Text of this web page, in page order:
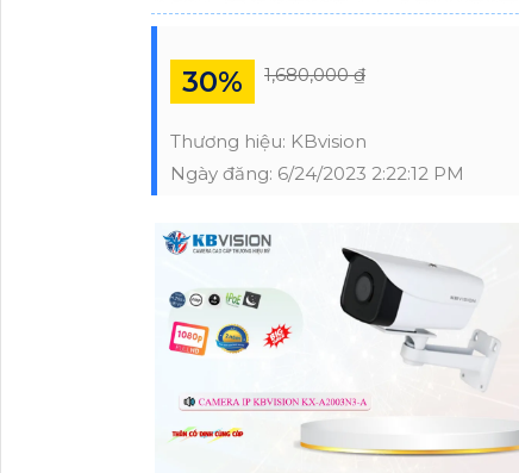
30% 1,680,000 ₫
Thương hiệu: KBvision
Ngày đăng: 6/24/2023 2:22:12 PM